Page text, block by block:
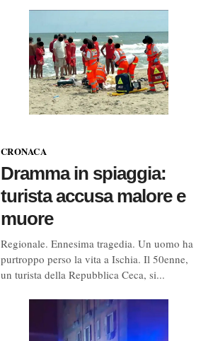
CRONACA
Dramma in spiaggia:
turista accusa malore e
muore
Regionale. Ennesima tragedia. Un uomo ha
purtroppo perso la vita a Ischia. Il 50enne,
un turista della Repubblica Ceca, si...